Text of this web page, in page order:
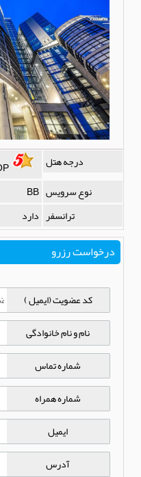
درجه هتل
TOP
نوع سرویس BB
ترانسفر دارد
درخواست رزرو
کد عضویت (ایمیل )
نام و نام خانوادگی
شماره تماس
شماره همراه
ایمیل
آدرس